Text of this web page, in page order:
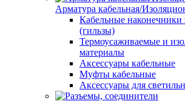
Арматура кабельная/
Кабельные наконечники
(гильзы)
Термоусаживаемые и
материалы
Аксессуары кабельные
Муфты кабельные
Аксессуары для